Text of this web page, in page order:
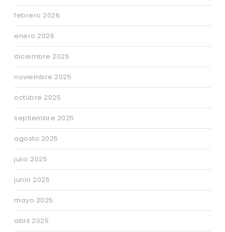
febrero 2026
enero 2026
diciembre 2025
noviembre 2025
octubre 2025
septiembre 2025
agosto 2025
julio 2025
junio 2025
mayo 2025
abril 2025